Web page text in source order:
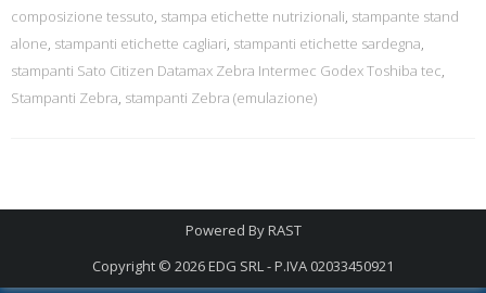
composizione tessuto, stampa etichette nutrizionali, stampante stand
alone, stampanti etichette cagliari, stampanti etichette sardegna,
stampanti Sato Citizen Datamax Zebra Intermec Godex Toshiba tec,
Stampanti Zebra, stampanti Zebra (emulazione)
Powered ByRAST
Copyright © 2026EDG SRL - P.IVA 02033450921